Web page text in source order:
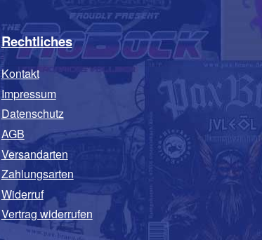
Rechtliches
Kontakt
Impressum
Datenschutz
AGB
Versandarten
Zahlungsarten
Widerruf
Vertrag widerrufen